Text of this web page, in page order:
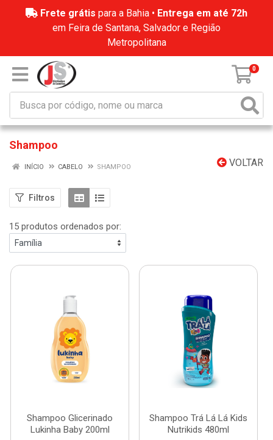
Frete grátis para a Bahia • Entrega em até 72h
em Feira de Santana, Salvador e Região
Metropolitana
0
Shampoo
VOLTAR
INÍCIO CABELO SHAMPOO
Filtros
15 produtos ordenados por:
Shampoo Glicerinado
Lukinha Baby 200ml
Shampoo Trá Lá Lá Kids
Nutrikids 480ml